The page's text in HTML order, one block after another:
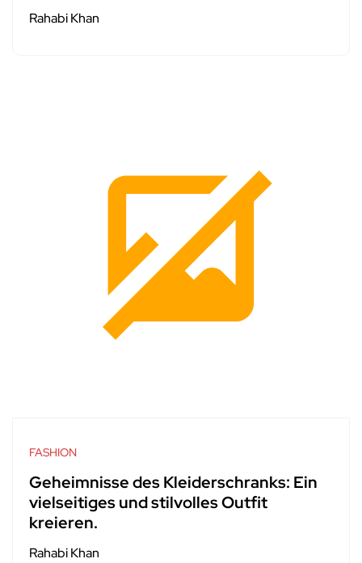
Rahabi Khan
FASHION
Geheimnisse des Kleiderschranks: Ein
vielseitiges und stilvolles Outfit
kreieren.
Rahabi Khan